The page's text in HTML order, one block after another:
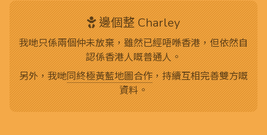
邊個整 Charley
我哋只係兩個仲未放棄，雖然已經唔喺香港，但依然自
認係香港人嘅普通人。
另外，我哋同終極黃藍地圖合作，持續互相完善雙方嘅
資料。